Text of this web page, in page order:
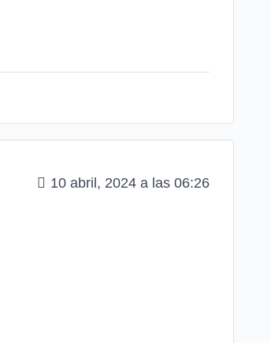
10 abril, 2024 a las 06:26